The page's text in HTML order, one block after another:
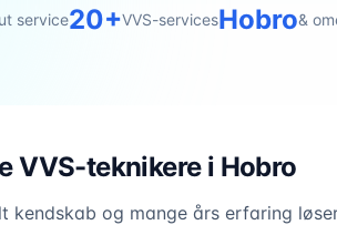
service20+VVS-servicesHobro&
VVS-teknikere i Hobro
kendskab og mange års erfaring